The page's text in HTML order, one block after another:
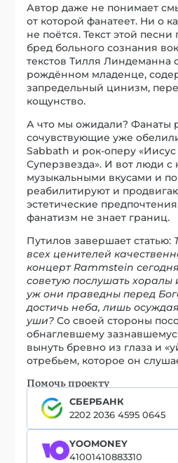
Автор даже не понимает
от которой фанатеет. Ни о
не поётся. Текст этой
бред больного сознания
текстов Тилля Линдеманна
рождённом младенце,
запредельный цинизм,
кощунство.
А что мы ожидали? Фанаты
сочувствующие уже
Sabbath и рок-оперу «Иисус
Суперзвезда». И вот люди с
музыкальными вкусами и
реабилитируют и
эстетические
фанатизм не знает границ.
Путилов завершает статью:
всех ценителей
концерт Rammstein
советую послушать хоралы
уж они праведны перед
достичь неба, лишь
уши? Со своей стороны
обнаглевшему
вынуть бревно из глаза и
отребьем, которое он
Помочь проекту
СБЕРБАНК
2202 2036 4595 0645
YOOMONEY
41001410883310